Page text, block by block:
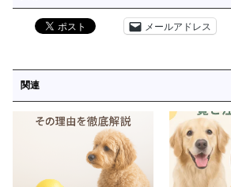
メールアドレス
関連